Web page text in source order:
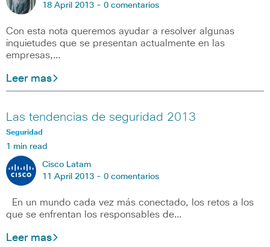
18 April 2013 - 0 comentarios
Con esta nota queremos ayudar a resolver algunas
inquietudes que se presentan actualmente en las
empresas,…
Leer mas
Las tendencias de seguridad 2013
Seguridad
1 min read
Cisco Latam
11 April 2013 - 0 comentarios
En un mundo cada vez más conectado, los retos a los
que se enfrentan los responsables de…
Leer mas